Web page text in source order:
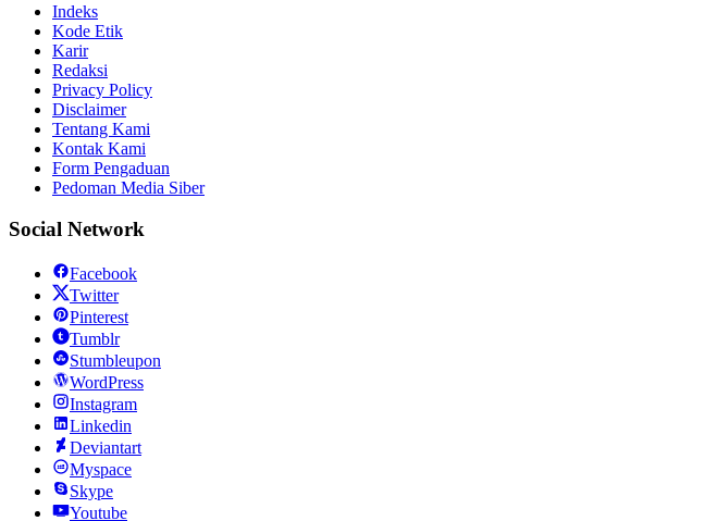
Indeks
Kode Etik
Karir
Redaksi
Privacy Policy
Disclaimer
Tentang Kami
Kontak Kami
Form Pengaduan
Pedoman Media Siber
Social Network
Facebook
Twitter
Pinterest
Tumblr
Stumbleupon
WordPress
Instagram
Linkedin
Deviantart
Myspace
Skype
Youtube